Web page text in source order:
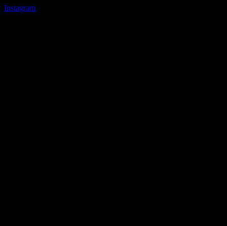
Instagram